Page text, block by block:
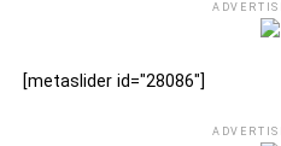
[metaslider id="28086"]